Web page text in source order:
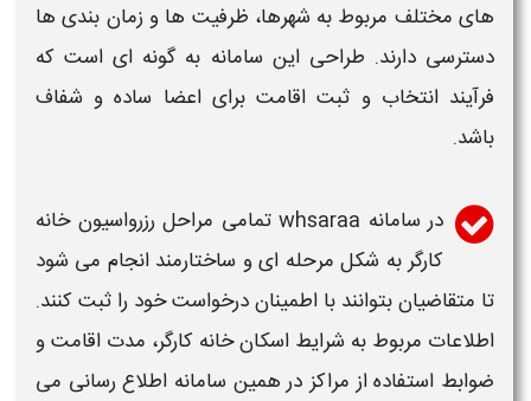
های مختلف مربوط به شهرها، ظرفیت ها و زمان بندی ها
دسترسی دارند. طراحی این سامانه به گونه ای است که
فرآیند انتخاب و ثبت اقامت برای اعضا ساده و شفاف
باشد.
در سامانه whsaraa تمامی مراحل رزرواسیون خانه
کارگربه شکل مرحله ای و ساختارمند انجام می شود
تا متقاضیان بتوانند با اطمینان درخواست خود را ثبت کنند.
اطلاعات مربوط به شرایط اسکانخانه کارگر، مدت اقامت و
ضوابط استفاده از مراکز در همین سامانه اطلاع رسانی می